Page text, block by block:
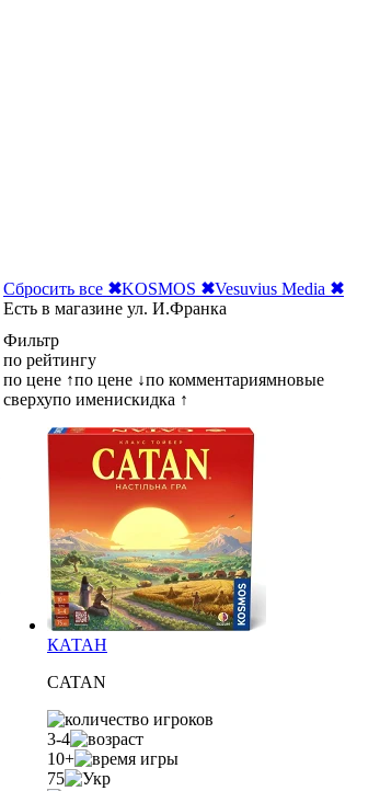
Сбросить все ✖KOSMOS ✖Vesuvius Media ✖
Есть в магазине ул. И.Франка
Фильтр
по рейтингу
по цене ↑по цене ↓по комментариямновые
сверхупо именискидка ↑
КАТАН
CATAN
3-4
10+
75